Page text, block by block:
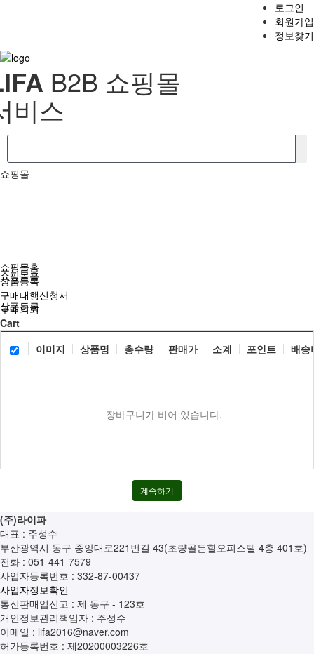
로그인
회원가입
정보찾기
B2B 쇼핑몰
비스
쇼핑몰
쇼핑몰홈
상품등록
구매의뢰
쇼핑몰홈
상품등록
구매대행신청서
구매의뢰
Cart
이미지
상품명 총수량 판매가 소계 포인트 배송
장바구니가 비어 있습니다.
계속하기
(주)라이파
대표 : 주성수
부산광역시 동구 중앙대로221번길 43(초량골든힐오피스텔 4층 401호)
전화 : 051-441-7579
사업자등록번호 : 332-87-00437
사업자정보확인
통신판매업신고 : 제 동구 - 123호
개인정보관리책임자 : 주성수
이메일 : lifa2016@naver.com
허가등록번호 : 제20200003226호